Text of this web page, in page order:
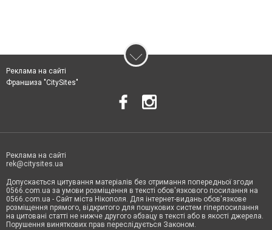
Реклама на сайті
Франшиза "CitySites"
Реклама на сайті
rek@citysites.ua
Допускається цитування матеріалів без отримання попередньої згоди
0566.com.ua за умови розміщення в тексті обов'язкового посилання на
0566.com.ua - Сайт міста Нікополя. Для інтернет-видань обов'язкове
розміщення прямого, відкритого для пошукових систем гіперпосилання
на цитовані статті не нижче другого абзацу в тексті або в якості джерела.
Порушення виняткових прав переслідується Законом.